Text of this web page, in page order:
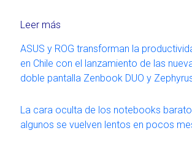
Leer más
ASUS y ROG transforman la
en Chile con el lanzamiento de las
doble pantalla Zenbook DUO y
La cara oculta de los notebooks
algunos se vuelven lentos en pocos